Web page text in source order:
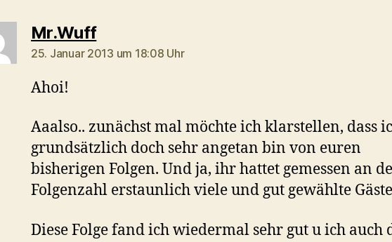
Mr.Wuffsagt:
25. Januar 2013 um 18:08 Uhr
Ahoi!
Aaalso.. zunächst mal möchte ich klarstellen, dass
grundsätzlich doch sehr angetan bin von euren
bisherigen Folgen. Und ja, ihr hattet gemessen an
Folgenzahl erstaunlich viele und gut gewählte
Diese Folge fand ich wiedermal sehr gut u ich auch